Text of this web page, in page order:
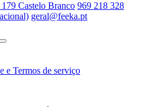
Castelo Branco 969 218 328
geral@feeka.pt
e Termos de serviço